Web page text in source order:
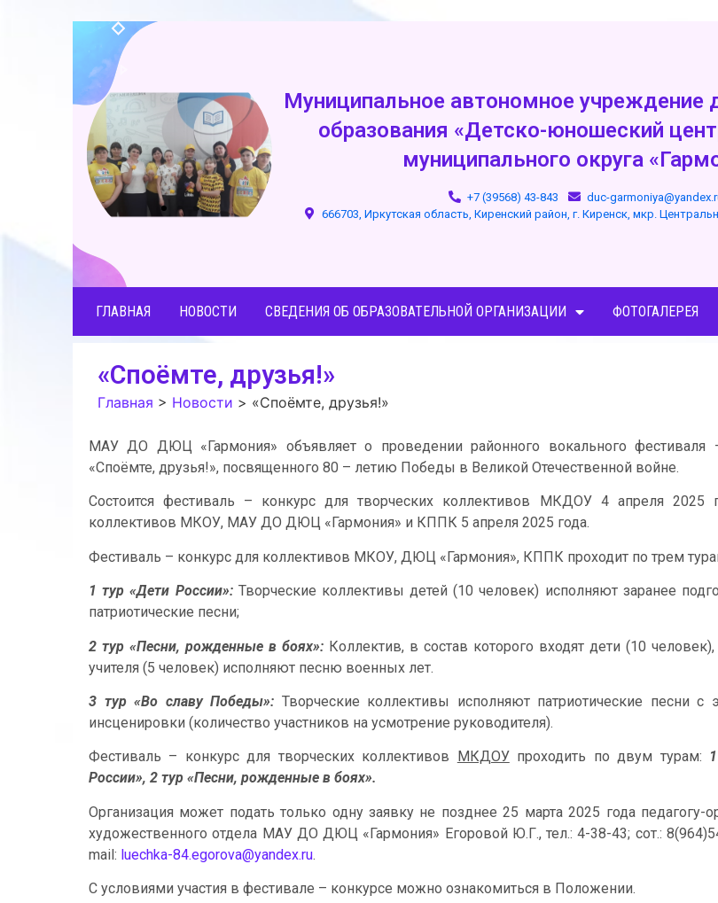
Муниципальное автономное учреждение
образования «Детско-юношеский
муниципального округа
+7 (39568) 43-843
duc-
666703, Иркутская область, Киренский район, г. Киренск, мкр.
ГЛАВНАЯ НОВОСТИ СВЕДЕНИЯ ОБ ОБРАЗОВАТЕЛЬНОЙ ОРГАНИЗАЦИИ ФОТОГАЛЕРЕЯ
«Споёмте, друзья!»
Главная > Новости > «Споёмте, друзья!»
МАУ ДО ДЮЦ «Гармония» объявляет о проведении районного вокального фестиваля
«Споёмте, друзья!», посвященного 80 – летию Победы в Великой Отечественной войне.
Состоится фестиваль – конкурс для творческих коллективов МКДОУ 4 апреля 2025
коллективов МКОУ, МАУ ДО ДЮЦ «Гармония» и КППК 5 апреля 2025 года.
Фестиваль – конкурс для коллективов МКОУ, ДЮЦ «Гармония», КППК проходит по трем
1 тур «Дети России»:Творческие коллективы детей (10 человек) исполняют заранее
патриотические песни;
2 тур «Песни, рожденные в боях»: Коллектив, в состав которого входят дети (10
учителя (5 человек) исполняют песню военных лет.
3 тур «Во славу Победы»: Творческие коллективы исполняют патриотические песни с
инсценировки (количество участников на усмотрение руководителя).
Фестиваль – конкурс для творческих коллективов МКДОУпроходить по двум турам:
России», 2 тур «Песни, рожденные в боях».
Организация может подать только одну заявку не позднее 25 марта 2025 года педагогу-
художественного отдела МАУ ДО ДЮЦ «Гармония» Егоровой Ю.Г., тел.: 4-38-43; сот.:
mail: luechka-84.egorova@yandex.ru.
С условиями участия в фестивале – конкурсе можно ознакомиться в Положении.